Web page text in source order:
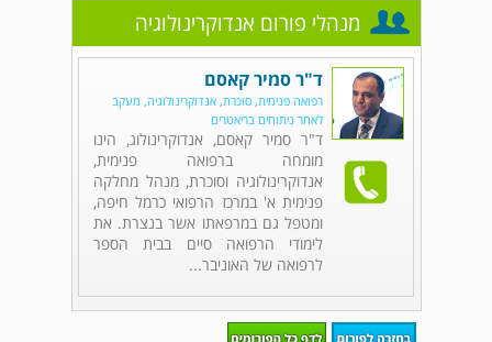
מנהלי פורום אנדוקרינולוגיה
ד"ר סמיר קאסם
רפואה פנימית, סוכרת, אנדוקרינולוגיה, מעקב
לאחר ניתוחים בריאטרים
ד"ר סמיר קאסם, אנדוקרינולוג, הינו
מומחה ברפואה פנימית,
אנדוקרינולוגיה וסוכרת, מנהל מחלקה
פנימית א' במרכז הרפואי כרמל חיפה,
ומטפל גם במרפאתו אשר בנצרת. את
לימודי הרפואה סיים בבית הספר
לרפואה של האוניבר...